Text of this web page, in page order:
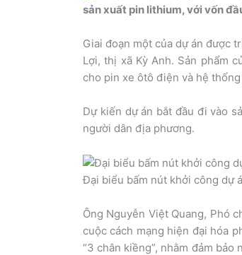
sản xuất pin lithium, với vốn
Giai đoạn một của dự án được
Lợi, thị xã Kỳ Anh. Sản phẩm
cho pin xe ôtô điện và hệ
Dự kiến dự án bắt đầu đi vào
người dân địa phương.
Đại biểu bấm nút khởi công dự
Ông Nguyễn Việt Quang, Phó
cuộc cách mạng hiện đại hóa
“3 chân kiềng”, nhằm đảm